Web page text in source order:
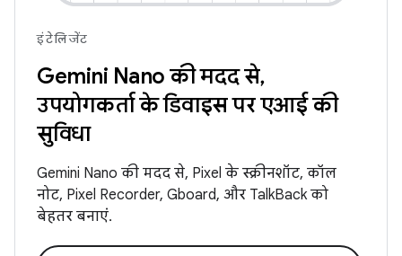
इंटेलिजेंट
Gemini Nano की मदद से,
उपयोगकर्ता के डिवाइस पर एआई की
सुविधा
Gemini Nano की मदद से, Pixel के स्क्रीनशॉट, कॉल
नोट, Pixel Recorder, Gboard, और TalkBack को
बेहतर बनाएं.